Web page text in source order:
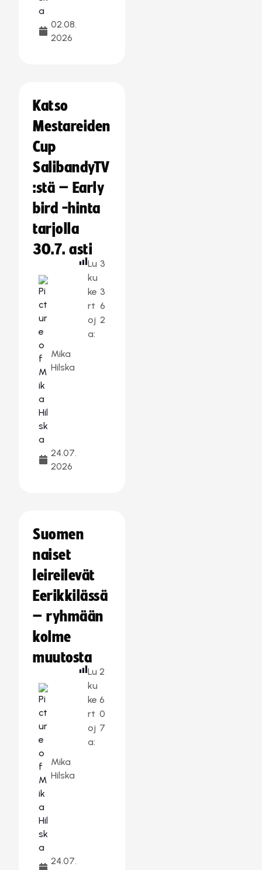
02.08.
2026
Katso
Mestareiden
Cup
SalibandyTV
:stä – Early
bird -hinta
tarjolla
30.7. asti
Mika
Hilska
24.07.
2026
Lu
ku
ke
rt
oj
a:
3
3
6
2
Suomen
naiset
leireilevät
Eerikkilässä
– ryhmään
kolme
muutosta
Mika
Hilska
24.07.
Lu
ku
ke
rt
oj
a:
2
6
0
7